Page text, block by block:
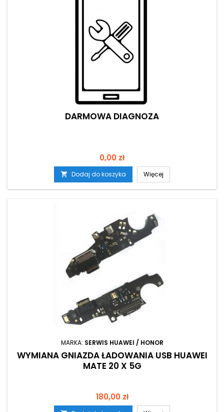
DARMOWA DIAGNOZA
Cena
0,00 zł
 Dodaj do koszyka Więcej
MARKA: SERWIS HUAWEI / HONOR
WYMIANA GNIAZDA ŁADOWANIA USB HUAWEI
MATE 20 X 5G
Cena
180,00 zł